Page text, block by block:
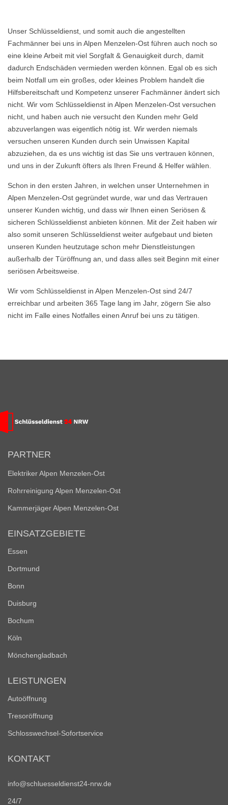
Unser Schlüsseldienst, und somit auch die angestellten
Fachmänner bei uns in Alpen Menzelen-Ost führen auch noch so
eine kleine Arbeit mit viel Sorgfalt & Genauigkeit durch, damit
dadurch Endschäden vermieden werden können. Egal ob es sich
beim Notfall um ein großes, oder kleines Problem handelt die
Hilfsbereitschaft und Kompetenz unserer Fachmänner ändert sich
nicht. Wir vom Schlüsseldienst in Alpen Menzelen-Ost versuchen
nicht, und haben auch nie versucht den Kunden mehr Geld
abzuverlangen was eigentlich nötig ist. Wir werden niemals
versuchen unseren Kunden durch sein Unwissen Kapital
abzuziehen, da es uns wichtig ist das Sie uns vertrauen können,
und uns in der Zukunft öfters als Ihren Freund & Helfer wählen.
Schon in den ersten Jahren, in welchen unser Unternehmen in
Alpen Menzelen-Ost gegründet wurde, war und das Vertrauen
unserer Kunden wichtig, und dass wir Ihnen einen Seriösen &
sicheren Schlüsseldienst anbieten können. Mit der Zeit haben wir
also somit unseren Schlüsseldienst weiter aufgebaut und bieten
unseren Kunden heutzutage schon mehr Dienstleistungen
außerhalb der Türöffnung an, und dass alles seit Beginn mit einer
seriösen Arbeitsweise.
Wir vom Schlüsseldienst in Alpen Menzelen-Ost sind 24/7
erreichbar und arbeiten 365 Tage lang im Jahr, zögern Sie also
nicht im Falle eines Notfalles einen Anruf bei uns zu tätigen.
PARTNER
Elektriker Alpen Menzelen-Ost
Rohrreinigung Alpen Menzelen-Ost
Kammerjäger Alpen Menzelen-Ost
EINSATZGEBIETE
Essen
Dortmund
Bonn
Duisburg
Bochum
Köln
Mönchengladbach
LEISTUNGEN
Autoöffnung
Tresoröffnung
Schlosswechsel-Sofortservice
KONTAKT
info@schluesseldienst24-nrw.de
24/7